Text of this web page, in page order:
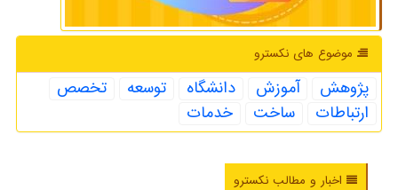
موضوع های نكسترو
پژوهش آموزش دانشگاه توسعه
تخصص
ارتباطات
ساخت خدمات
اخبار و مطالب نکسترو